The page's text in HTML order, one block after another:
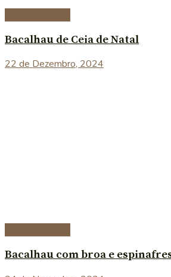
Bacalhau de Ceia de Natal
22 de Dezembro, 2024
Bacalhau com broa e